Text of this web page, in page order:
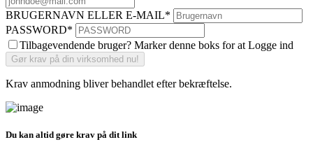
BRUGERNAVN ELLER E-MAIL*
PASSWORD*
Tilbagevendende bruger? Marker denne boks for at Logge ind
Krav anmodning bliver behandlet efter bekræftelse.
Du kan altid gøre krav på dit link